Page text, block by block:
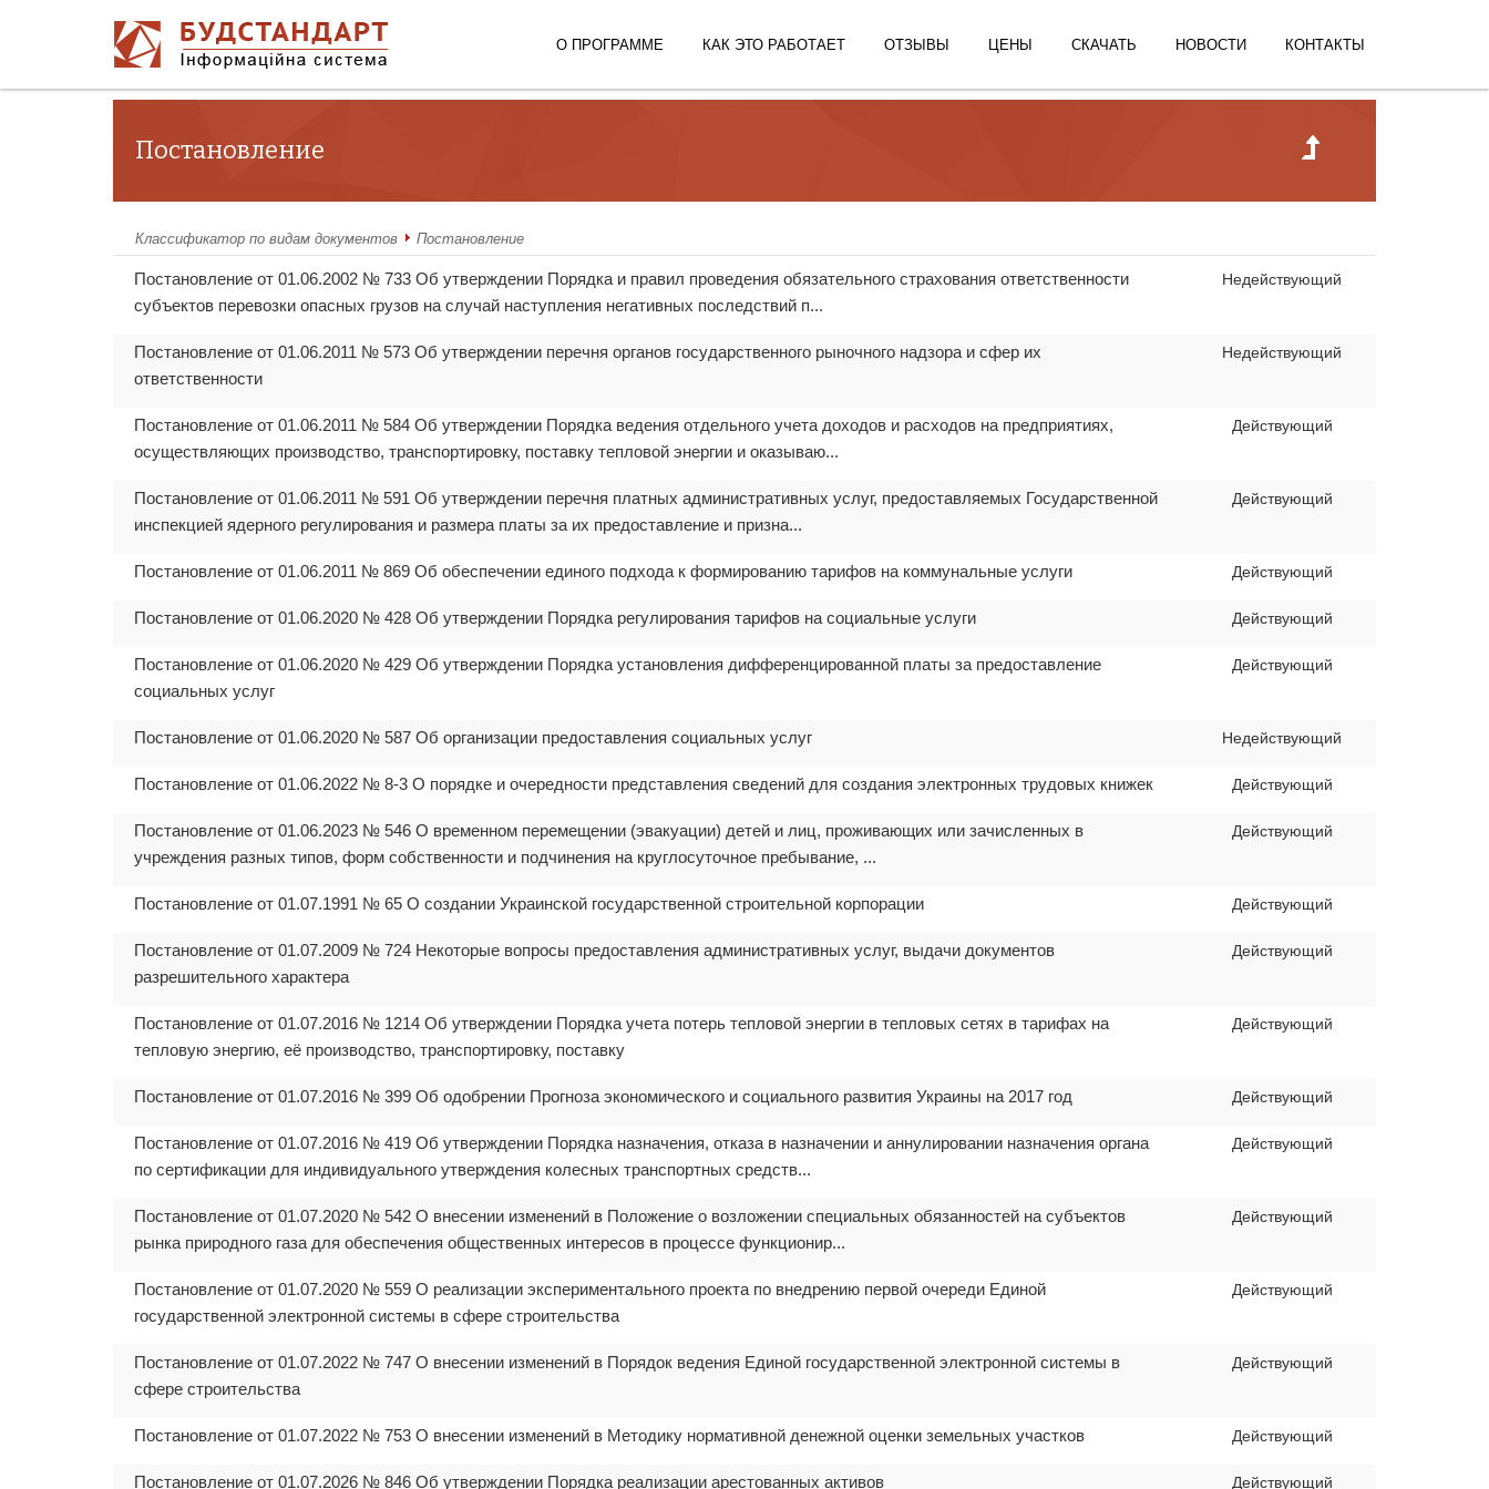
О ПРОГРАММЕ КАК ЭТО РАБОТАЕТ ОТЗЫВЫ ЦЕНЫ СКАЧАТЬ НОВОСТИ КОНТАКТЫ
Постановление
Классификатор по видам документов Постановление
Постановление от 01.06.2002 № 733 Об утверждении Порядка и правил проведения обязательного страхования ответственности
субъектов перевозки опасных грузов на случай наступления негативных последствий п...
Недействующий
Постановление от 01.06.2011 № 573 Об утверждении перечня органов государственного рыночного надзора и сфер их
ответственности
Недействующий
Постановление от 01.06.2011 № 584 Об утверждении Порядка ведения отдельного учета доходов и расходов на предприятиях,
осуществляющих производство, транспортировку, поставку тепловой энергии и оказываю...
Действующий
Постановление от 01.06.2011 № 591 Об утверждении перечня платных административных услуг, предоставляемых Государственной
инспекцией ядерного регулирования и размера платы за их предоставление и призна...
Действующий
Постановление от 01.06.2011 № 869 Об обеспечении единого подхода к формированию тарифов на коммунальные услуги Действующий
Постановление от 01.06.2020 № 428 Об утверждении Порядка регулирования тарифов на социальные услуги Действующий
Постановление от 01.06.2020 № 429 Об утверждении Порядка установления дифференцированной платы за предоставление
социальных услуг
Действующий
Постановление от 01.06.2020 № 587 Об организации предоставления социальных услуг Недействующий
Постановление от 01.06.2022 № 8-3 О порядке и очередности представления сведений для создания электронных трудовых книжек Действующий
Постановление от 01.06.2023 № 546 О временном перемещении (эвакуации) детей и лиц, проживающих или зачисленных в
учреждения разных типов, форм собственности и подчинения на круглосуточное пребывание, ...
Действующий
Постановление от 01.07.1991 № 65 О создании Украинской государственной строительной корпорации Действующий
Постановление от 01.07.2009 № 724 Некоторые вопросы предоставления административных услуг, выдачи документов
разрешительного характера
Действующий
Постановление от 01.07.2016 № 1214 Об утверждении Порядка учета потерь тепловой энергии в тепловых сетях в тарифах на
тепловую энергию, её производство, транспортировку, поставку
Действующий
Постановление от 01.07.2016 № 399 Об одобрении Прогноза экономического и социального развития Украины на 2017 год Действующий
Постановление от 01.07.2016 № 419 Об утверждении Порядка назначения, отказа в назначении и аннулировании назначения органа
по сертификации для индивидуального утверждения колесных транспортных средств...
Действующий
Постановление от 01.07.2020 № 542 О внесении изменений в Положение о возложении специальных обязанностей на субъектов
рынка природного газа для обеспечения общественных интересов в процессе функционир...
Действующий
Постановление от 01.07.2020 № 559 О реализации экспериментального проекта по внедрению первой очереди Единой
государственной электронной системы в сфере строительства
Действующий
Постановление от 01.07.2022 № 747 О внесении изменений в Порядок ведения Единой государственной электронной системы в
сфере строительства
Действующий
Постановление от 01.07.2022 № 753 О внесении изменений в Методику нормативной денежной оценки земельных участков Действующий
Постановление от 01.07.2026 № 846 Об утверждении Порядка реализации арестованных активов Действующий